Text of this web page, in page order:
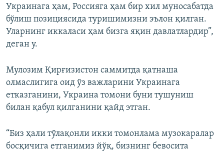
Украинага ҳам, Россияга ҳам бир хил муносабатда
бўлиш позициясида туришимизни эълон қилган.
Уларнинг иккаласи ҳам бизга яқин давлатлардир”,
деган у.
Мулозим Қирғизистон саммитда қатнаша
олмаслигига оид ўз важларини Украинага
етказганини, Украина томони буни тушуниш
билан қабул қилганини қайд этган.
“Биз ҳали тўлақонли икки томонлама музокаралар
босқичига етганимиз йўқ, бизнинг бевосита